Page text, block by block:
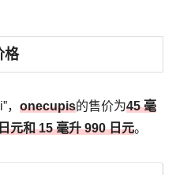
格
onecupis的售价为45 毫
元和 15 毫升 990 日元。